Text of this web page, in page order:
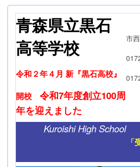
青森県立黒石
高等学校
令和２年４月 新『黒石高校』
開校
令和7年度創立100周
年を迎えました
市
Kuroishi High School
「